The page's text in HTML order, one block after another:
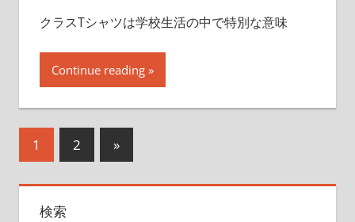
クラスTシャツは学校生活の中で特別な意味
Continue reading
投
の
1 2
次
の
記
»
検索